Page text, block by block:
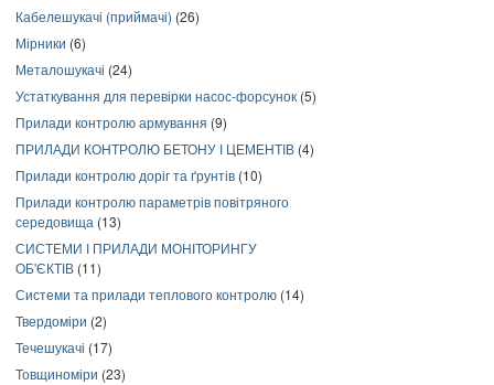
Кабелешукачі (приймачі) (26)
Мірники (6)
Металошукачі (24)
Устаткування для перевірки насос-форсунок (5)
Прилади контролю армування (9)
ПРИЛАДИ КОНТРОЛЮ БЕТОНУ І ЦЕМЕНТІВ (4)
Прилади контролю доріг та ґрунтів (10)
Прилади контролю параметрів повітряного
середовища (13)
СИСТЕМИ І ПРИЛАДИ МОНІТОРИНГУ
ОБ'ЄКТІВ (11)
Системи та прилади теплового контролю (14)
Твердоміри (2)
Течешукачі (17)
Товщиноміри (23)